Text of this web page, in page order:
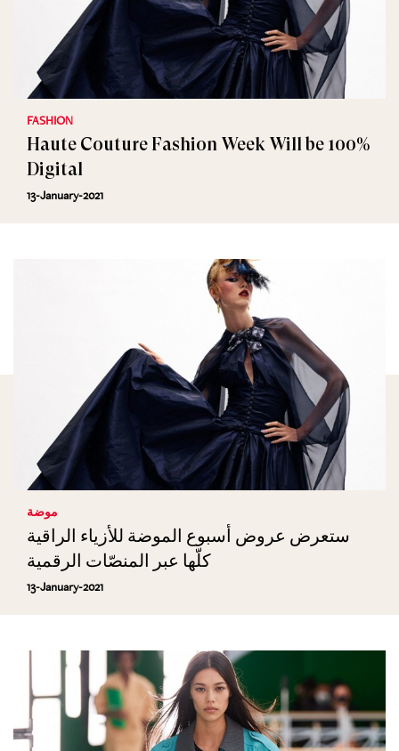
FASHION
Haute Couture Fashion Week Will be 100%
Digital
13-January-2021
موضة
ستعرض عروض أسبوع الموضة للأزياء الراقية
كلّها عبر المنصّات الرقمية
13-January-2021